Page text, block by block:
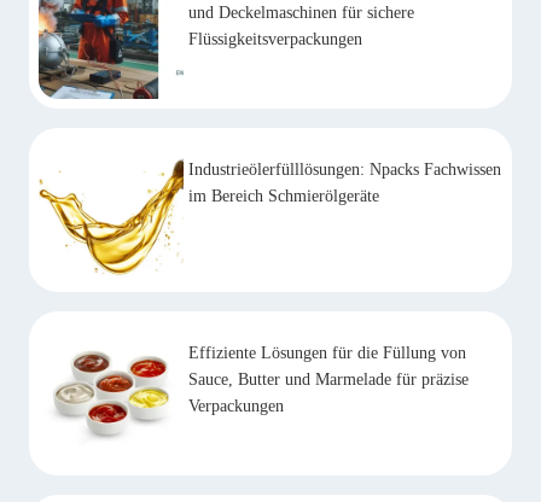
und Deckelmaschinen für sichere
Flüssigkeitsverpackungen
Industrieölerfülllösungen: Npacks Fachwissen
im Bereich Schmierölgeräte
Effiziente Lösungen für die Füllung von
Sauce, Butter und Marmelade für präzise
Verpackungen